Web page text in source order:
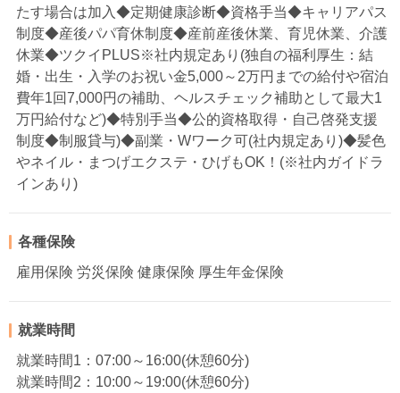
たす場合は加入◆定期健康診断◆資格手当◆キャリアパス
制度◆産後パパ育休制度◆産前産後休業、育児休業、介護
休業◆ツクイPLUS※社内規定あり(独自の福利厚生：結
婚・出生・入学のお祝い金5,000～2万円までの給付や宿泊
費年1回7,000円の補助、ヘルスチェック補助として最大1
万円給付など)◆特別手当◆公的資格取得・自己啓発支援
制度◆制服貸与)◆副業・Wワーク可(社内規定あり)◆髪色
やネイル・まつげエクステ・ひげもOK！(※社内ガイドラ
インあり)
各種保険
雇用保険 労災保険 健康保険 厚生年金保険
就業時間
就業時間1：07:00～16:00(休憩60分)
就業時間2：10:00～19:00(休憩60分)